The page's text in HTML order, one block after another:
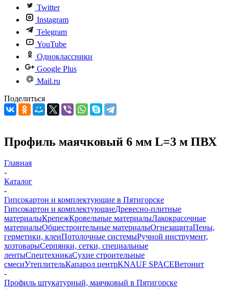
Twitter
Instagram
Telegram
YouTube
Одноклассники
Google Plus
Mail.ru
Поделиться
Профиль маячковый 6 мм L=3 м ПВХ
Главная
-
Каталог
-
Гипсокартон и комплектующие в Пятигорске
Гипсокартон и комплектующиеДревесно-плитные
материалыКрепежКровельные материалыЛакокрасочные
материалыОбщестроительные материалыОгнезащитаПены,
герметики, клеиПотолочные системыРучной инструмент,
хозтоварыСерпянки, сетки, специальные
лентыСпецтехникаСухие строительные
смесиУтеплительКапарол центрKNAUF SPACEВетонит
-
Профиль штукатурный, маячковый в Пятигорске